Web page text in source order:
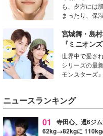
子。今回は、
な髪を日常で
女性たちのヘ
ます。
ン（捕水肌
の常識を変
も、夕方には
まったり、保
な美容の常識
性を秘めた、
Capturing Skin
プチャリング
技術を、花王
宮城舞・島
『ミニオン
ズ』の魅力
だけじゃな
動
世界中で愛さ
シリーズの最
モンスターズ
デルの宮城舞
談をお届け！
ら、今作なら
の感動をもた
ニュースランキング
01
寺田心、週6ジ
62kg→82kgに 110kg